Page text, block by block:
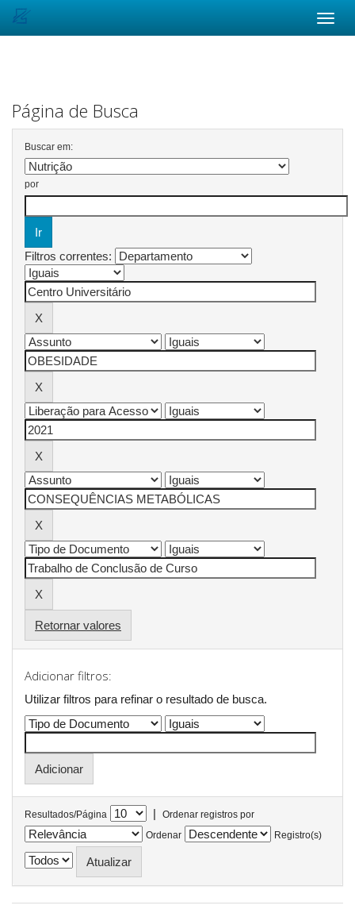
Página de Busca
Buscar em:
por
Filtros correntes:
Retornar valores
Adicionar filtros:
Utilizar filtros para refinar o resultado de busca.
Resultados/Página |
Ordenar registros por
Ordenar
Registro(s)